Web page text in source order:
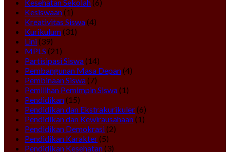
Kesehatan Sekolah(6)
Kesiswaan(1)
Kreativitas Siswa(4)
Kurikulum(31)
Lini(39)
MPLS (21)
Partisipasi Siswa(14)
Pembangunan Masa Depan(4)
Pembinaan Siswa(7)
Pemilihan Pemimpin Siswa(1)
Pendidikan(15)
Pendidikan dan Ekstrakurikuler(6)
Pendidikan dan Kewirausahaan(1)
Pendidikan Demokrasi(2)
Pendidikan Karakter(5)
Pendidikan Kesehatan(3)